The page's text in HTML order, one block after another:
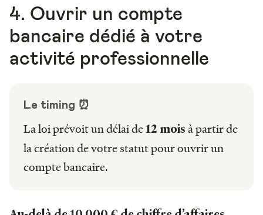
4. Ouvrir un compte
bancaire dédié à votre
activité professionnelle
Le timing ⏰
La loi prévoit un délai de12 mois à partir de
la création de votre statut pour ouvrir un
compte bancaire.